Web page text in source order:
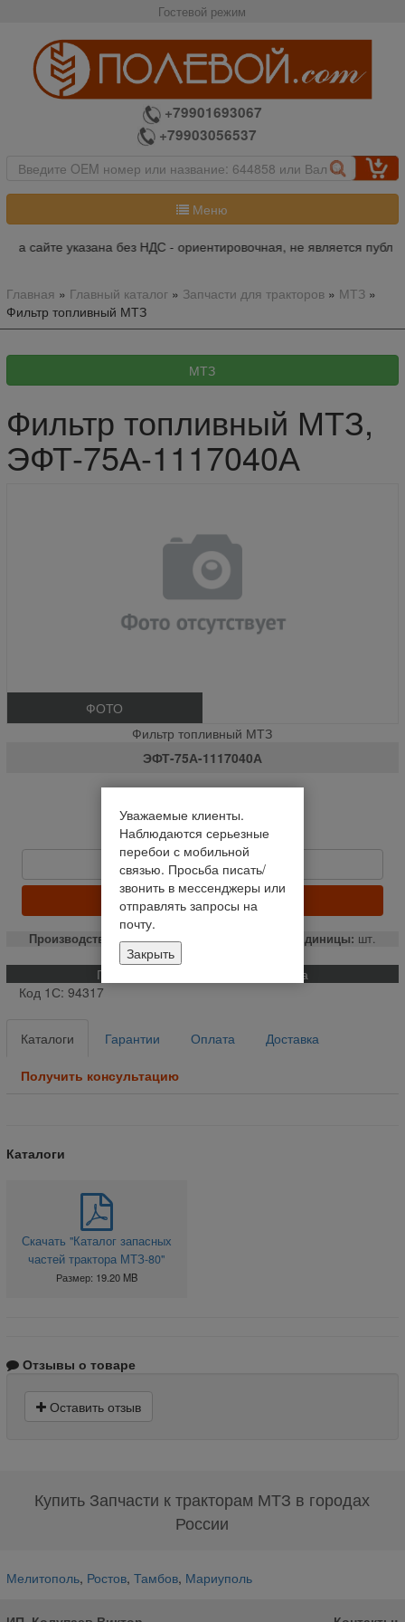
Гостевой режим
+79901693067
+79903056537
Меню
сайте указана без НДС - ориентировочная, не является
Главная » Главный каталог» Запчасти для тракторов» МТЗ»
Фильтр топливный МТЗ
Фильтр топливный МТЗ,
ЭФТ-75А-1117040А
ФОТО
Фильтр топливный МТЗ
ЭФТ-75А-1117040А
Уведомить о наличии
138,46 руб
Быстрый заказ
ЗАКАЗАТЬ
Производство: РФ Единицы: шт.
Применяемость и описание товара
Код 1С: 94317
Каталоги Гарантии Оплата Доставка
Получить консультацию
Каталоги
Скачать "Каталог запасных
частей трактора МТЗ-80"
Размер: 19.20 MB
Отзывы о товаре
Оставить отзыв
Купить Запчасти к тракторам МТЗ в городах
России
Мелитополь, Ростов, Тамбов, Мариуполь
Уважаемые клиенты.
Наблюдаются серьезные
перебои с мобильной
связью. Просьба писать/
звонить в мессенджеры или
отправлять запросы на
почту.
Закрыть